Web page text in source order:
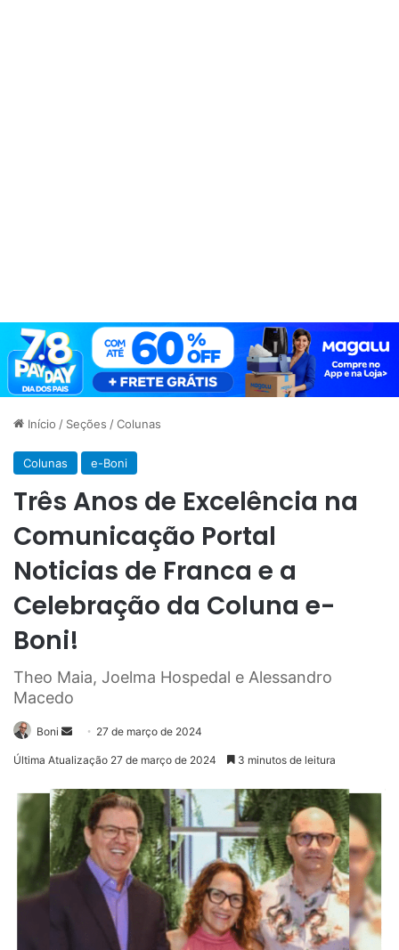
Início / Seções /Colunas
Colunas e-Boni
Três Anos de Excelência na
Comunicação Portal
Noticias de Franca e a
Celebração da Coluna e-
Boni!
Theo Maia, Joelma Hospedal e Alessandro
Macedo
Boni
Mande
mail
27 de março de 2024
Última Atualização 27 de março de 2024 3 minutos de leitura